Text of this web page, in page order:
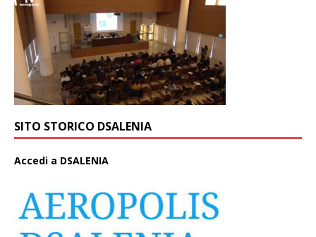
SITO STORICO DSALENIA
Accedi a DSALENIA